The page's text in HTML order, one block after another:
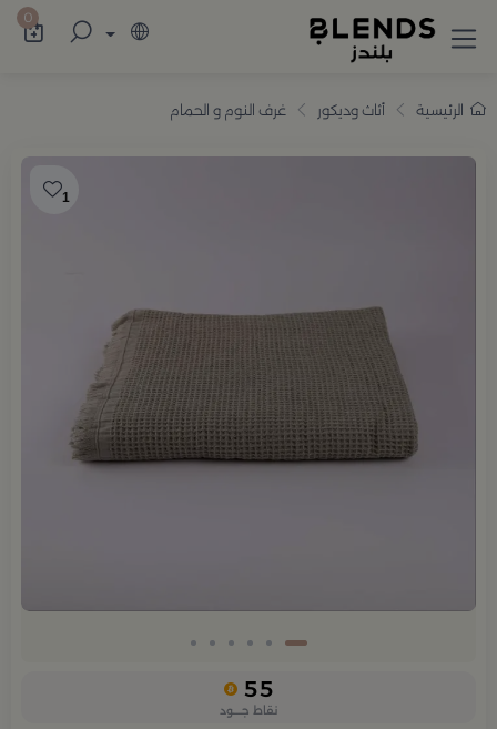
تسوّق من بلندز تشكيلة تضم ترامس القهوة 0
الرئيسية أثاث وديكور غرف النوم و الحمام
1
55
نقاط جــــود